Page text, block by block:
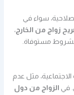
سواء في
زواج من الخارج،
مستوفاة.
مثل عدم
في الزواج من دول